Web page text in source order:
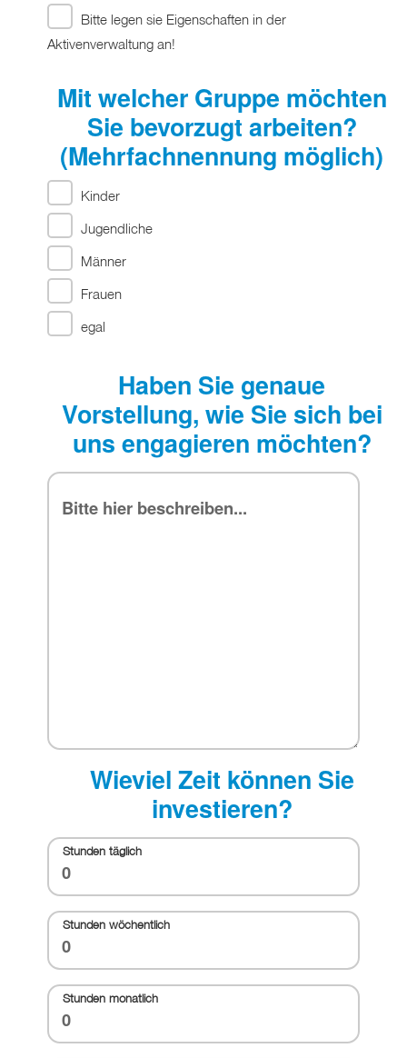
Bitte legen sie Eigenschaften in der
Aktivenverwaltung an!
Mit welcher Gruppe möchten
Sie bevorzugt arbeiten?
(Mehrfachnennung möglich)
Kinder
Jugendliche
Männer
Frauen
egal
Haben Sie genaue
Vorstellung, wie Sie sich bei
uns engagieren möchten?
Wieviel Zeit können Sie
investieren?
Stunden täglich
Stunden wöchentlich
Stunden monatlich